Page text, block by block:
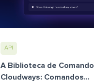
API
A Biblioteca de
Cloudways: Comandos...